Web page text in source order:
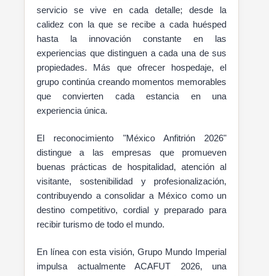
servicio se vive en cada detalle; desde la
calidez con la que se recibe a cada huésped
hasta la innovación constante en las
experiencias que distinguen a cada una de sus
propiedades. Más que ofrecer hospedaje, el
grupo continúa creando momentos memorables
que convierten cada estancia en una
experiencia única.
El reconocimiento "México Anfitrión 2026"
distingue a las empresas que promueven
buenas prácticas de hospitalidad, atención al
visitante, sostenibilidad y profesionalización,
contribuyendo a consolidar a México como un
destino competitivo, cordial y preparado para
recibir turismo de todo el mundo.
En línea con esta visión, Grupo Mundo Imperial
impulsa actualmente ACAFUT 2026, una